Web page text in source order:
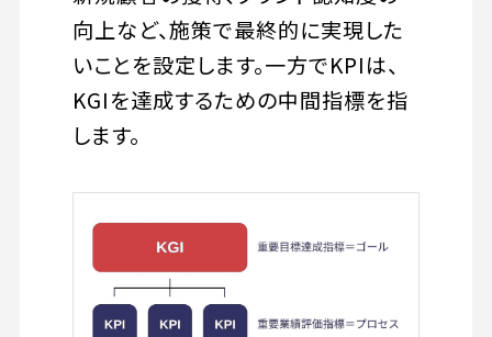
向上など、施策で最終的に実現した
いことを設定します。一方でKPIは、
KGIを達成するための中間指標を指
します。